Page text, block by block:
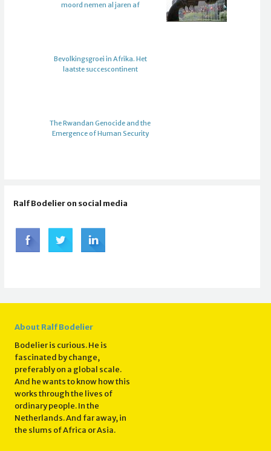
moord nemen al jaren af
Bevolkingsgroei in Afrika. Het
laatste succescontinent
The Rwandan Genocide and the
Emergence of Human Security
Ralf Bodelier on social media
About Ralf Bodelier
Bodelier is curious. He is
fascinated by change,
preferably on a global scale.
And he wants to know how this
works through the lives of
ordinary people. In the
Netherlands. And far away, in
the slums of Africa or Asia.